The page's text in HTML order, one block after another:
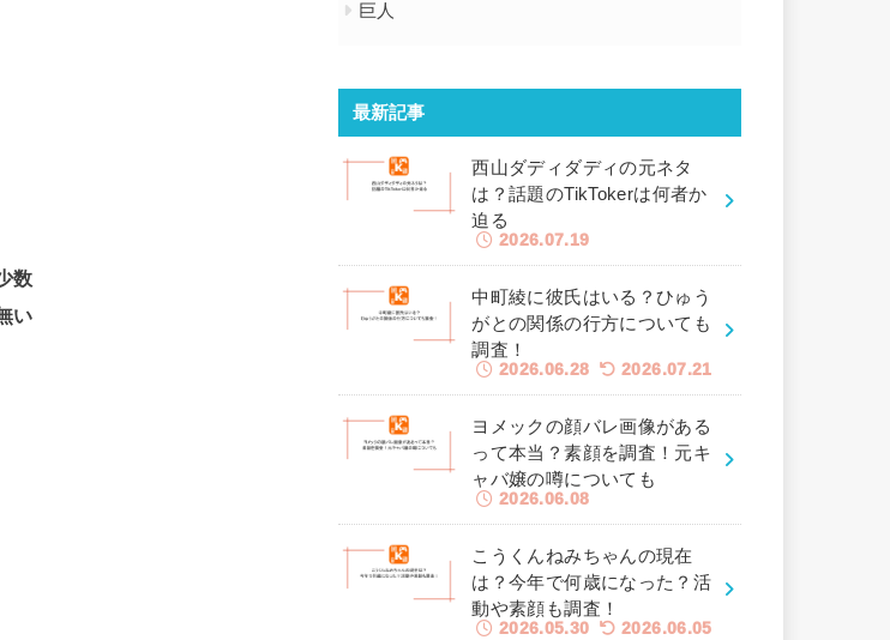
数
い
巨人
最新記事
西山ダディダディの元ネタ
は？話題のTikTokerは何者か
迫る
2026.07.19
中町綾に彼氏はいる？ひゅう
がとの関係の行方についても
調査！
2026.06.28 2026.07.21
ヨメックの顔バレ画像がある
って本当？素顔を調査！元キ
ャバ嬢の噂についても
2026.06.08
こうくんねみちゃんの現在
は？今年で何歳になった？活
動や素顔も調査！
2026.05.30 2026.06.05